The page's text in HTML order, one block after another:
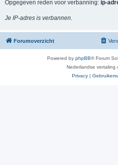
Opgegeven reden voor verbanning: ip-
Je IP-adres is verbannen.
Forumoverzicht
Powered by phpBB® Forum
Nederlandse vertaling
Privacy |